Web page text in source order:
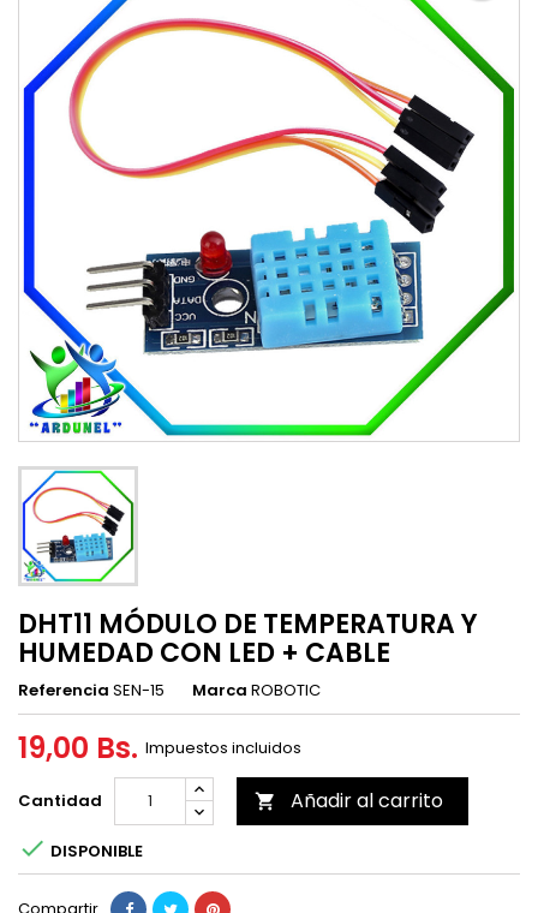
DHT11 MÓDULO DE TEMPERATURA Y
HUMEDAD CON LED + CABLE
Referencia SEN-15 Marca ROBOTIC
19,00 Bs. Impuestos incluidos
Cantidad  Añadir al carrito
 DISPONIBLE